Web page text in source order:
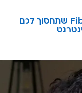
המהפכה של וואלה Fiber שתחסוך לכם